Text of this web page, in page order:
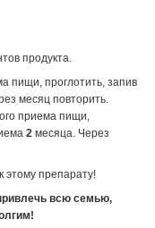
продукта.
пищи, проглотить, запив
месяц повторить.
приема пищи,
2 месяца. Через
этому препарату!
всю семью,